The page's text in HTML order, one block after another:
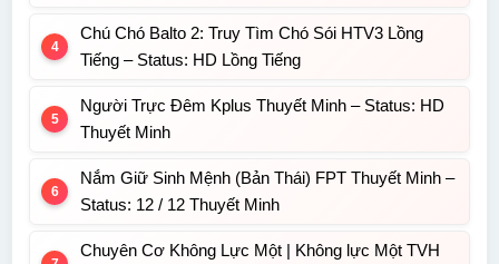
Chú Chó Balto 2: Truy Tìm Chó Sói HTV3 Lồng
Tiếng – Status: HD Lồng Tiếng
Người Trực Đêm Kplus Thuyết Minh – Status: HD
Thuyết Minh
Nắm Giữ Sinh Mệnh (Bản Thái) FPT Thuyết Minh –
Status: 12 / 12 Thuyết Minh
Chuyên Cơ Không Lực Một | Không lực Một TVH